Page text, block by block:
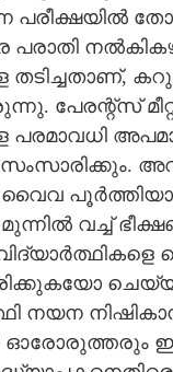
പരീക്ഷയിൽ
പരാതി
തടിച്ചതാണ്,
പേരന്റ്സ്
പരമാവധി
സംസാരിക്കും.
വൈവ
വച്ച്
നയന
ഓരോരുത്തരും